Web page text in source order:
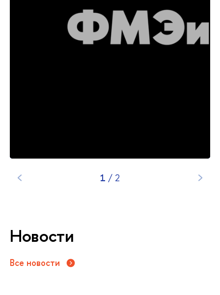
1 / 2
Новости
Все новости